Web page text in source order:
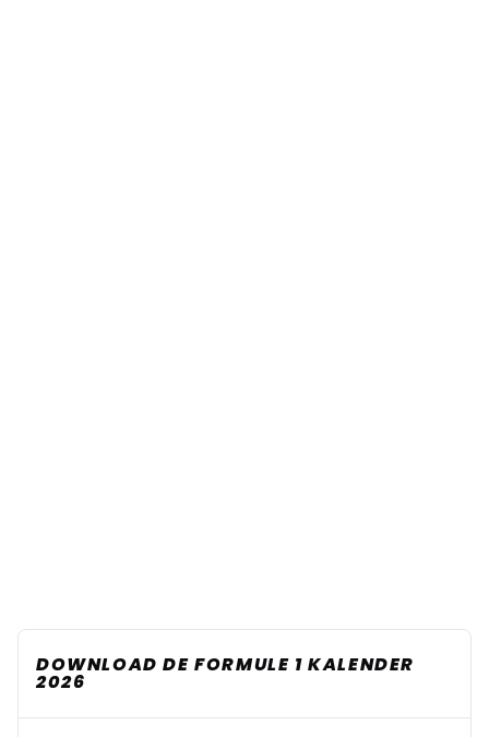
DOWNLOAD DE FORMULE 1 KALENDER
2026